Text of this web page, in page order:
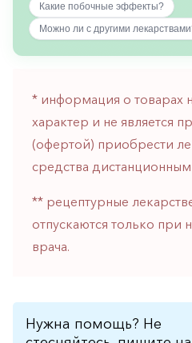
Урология
Хирургия
Щитовидная
железа
Какие побочные эффекты?
Можно ли с другими
* информация о товарах
характер и не является
(офертой) приобрести
средства
** рецептурные
отпускаются только при
врача.
Нужна помощь? Не